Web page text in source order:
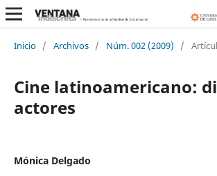
Inicio / Archivos / Núm. 002 (2009) /
Cine latinoamericano:
actores
Mónica Delgado